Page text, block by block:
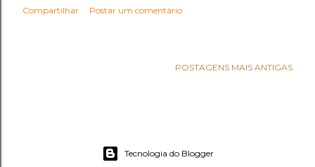
Compartilhar Postar um comentário
POSTAGENS MAIS ANTIGAS
Tecnologia do Blogger